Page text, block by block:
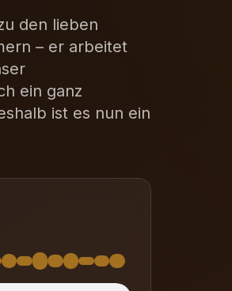
den lieben
– er arbeitet
ein ganz
ist es nun ein